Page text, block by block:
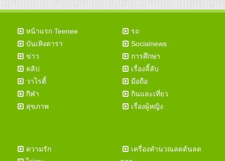
หน้าแรก Teenee
บันเทิงดารา
ข่าว
คลิป
วาไรตี้
กีฬา
สุขภาพ
รถ
Socialnews
การศึกษา
เรื่องลี้ลับ
มือถือ
กินและเที่ยว
เรื่องผู้หญิง
ความรัก
เครื่องคำนวณลดต้นลด